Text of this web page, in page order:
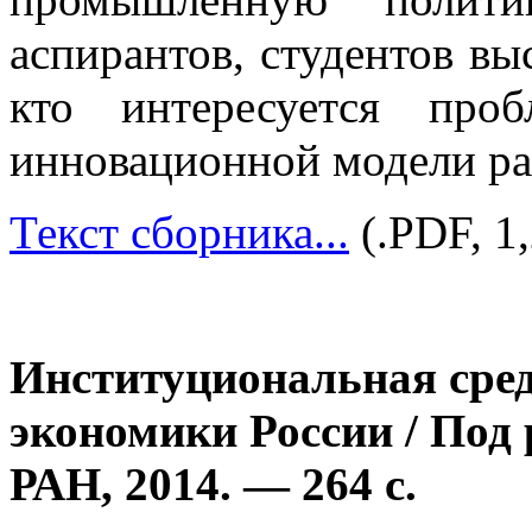
аспирантов, студентов
кто интересуется
инновационной модели
Текст сборника... (.PDF,
Институциональная
экономики России /
РАН, 2014. — 264 с.